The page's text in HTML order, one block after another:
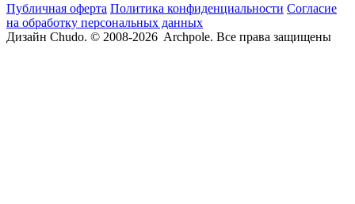
Публичная оферта Политика конфиденциальности Согласие
на обработку персональных данных
Дизайн Chudo. © 2008-2026 Archpole. Все права защищены